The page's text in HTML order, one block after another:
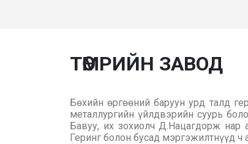
ТӨМРИЙН ЗАВОД
Бөхийн өргөөний баруун урд талд
металлургийн үйлдвэрийн суурь
Бавуу, их зохиолч Д.Нацагдорж нар
Геринг болон бусад мэргэжилтнүүд ч